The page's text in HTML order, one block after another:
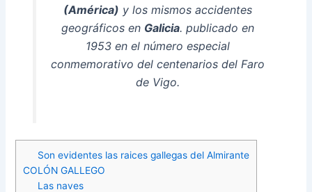
(América) y los mismos accidentes
geográficos en Galicia. publicado en
1953 en el número especial
conmemorativo del centenarios del Faro
de Vigo.
Son evidentes las raices gallegas del Almirante
COLÓN GALLEGO
Las naves